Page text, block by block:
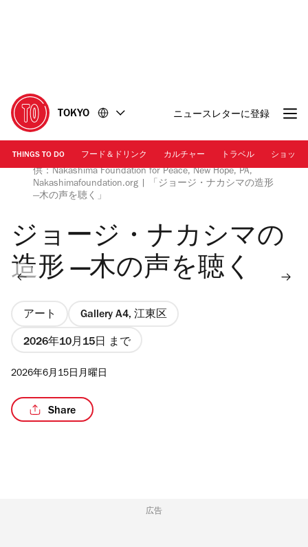
に
移
動
移
動
TOKYO ニュースレターに登録
THINGS TO DO フード＆ドリンク カルチャー トラベル ショッピ
アーツ・ビルディング 撮影：クリスチャン・ジャネリ 提
供：Nakashima Foundation for Peace, New Hope, PA,
Nakashimafoundation.org | 「ジョージ・ナカシマの造形
―木の声を聴く」
ジョージ・ナカシマの
造形 ―木の声を聴く
アート Gallery A4, 江東区
2026年10月15日 まで
2026年6月15日月曜日
Share
広告